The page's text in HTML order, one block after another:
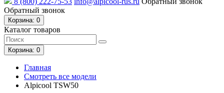
Обратный звонок
Корзина: 0
Каталог товаров
Корзина: 0
Главная
Смотреть все модели
Alpicool TSW50